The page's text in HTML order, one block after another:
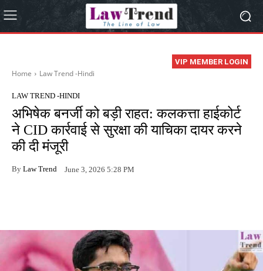
VIP MEMBER LOGIN
Home Law Trend -Hindi
LAW TREND -HINDI
अभिषेक बनर्जी को बड़ी राहत: कलकत्ता हाईकोर्ट
ने CID कार्रवाई से सुरक्षा की याचिका दायर करने
की दी मंजूरी
By Law Trend June 3, 2026 5:28 PM